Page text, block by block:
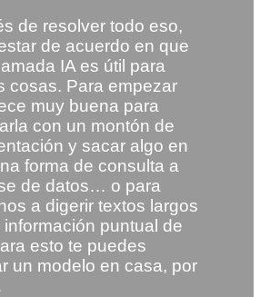
de resolver todo eso,
de acuerdo en que
IA es útil para
cosas. Para empezar
muy buena para
con un montón de
y sacar algo en
forma de consulta a
de datos… o para
a digerir textos largos
puntual de
esto te puedes
un modelo en casa, por